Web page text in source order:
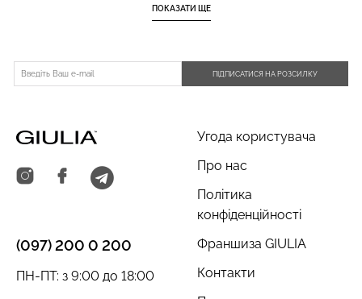
ПОКАЗАТИ ЩЕ
ПІДПИСАТИСЯ НА РОЗСИЛКУ
Угода користувача
Про нас
Політика
конфіденційності
Франшиза GIULIA
Контакти
(097) 200 0 200
ПН-ПТ: з 9:00 до 18:00